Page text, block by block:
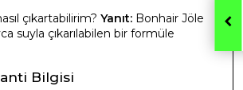
çıkartabilirim? Yanıt: Bonhair Jöle
suyla çıkarılabilen bir formüle
Bilgisi